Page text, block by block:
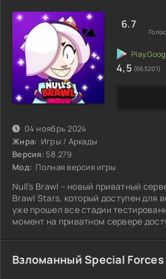
04 ноябрь 2024
Жнра: Игры / Аркады
Версия: 58.279
Мод: Полная версия игры
Null’s Brawl – новый приватный
Brawl Stars, который доступен для
уже прошел все стадии
момент на приватном сервере
6.7
4,5 (663201)
Взломанный Special Forces